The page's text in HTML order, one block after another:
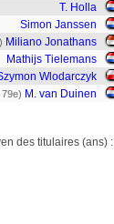
T. Holla
Simon Janssen
Miliano Jonathans
Mathijs Tielemans
Wlodarczyk
M. van Duinen
des titulaires (ans) :